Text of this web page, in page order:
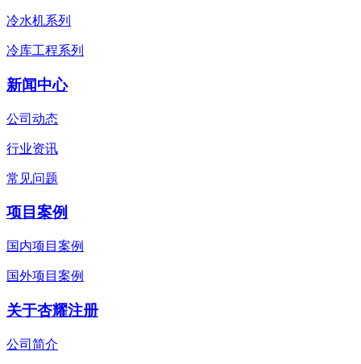
冷水机系列
冷库工程系列
新闻中心
公司动态
行业资讯
常见问题
项目案例
国内项目案例
国外项目案例
关于杏耀注册
公司简介